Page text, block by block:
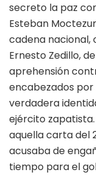
secreto la paz
Esteban
cadena nacional,
Ernesto Zedillo,
aprehensión
encabezados por
verdadera
ejército
aquella carta del
acusaba de
tiempo para el